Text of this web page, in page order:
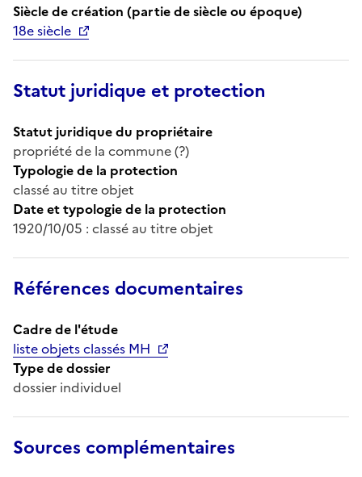
Siècle de création (partie de siècle ou époque)
18e siècle
Statut juridique et protection
Statut juridique du propriétaire
propriété de la commune (?)
Typologie de la protection
classé au titre objet
Date et typologie de la protection
1920/10/05 : classé au titre objet
Références documentaires
Cadre de l'étude
liste objets classés MH
Type de dossier
dossier individuel
Sources complémentaires